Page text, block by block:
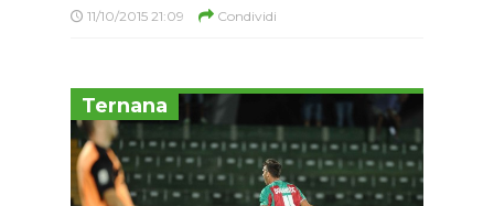
11/10/2015 21:09 Condividi
Ternana